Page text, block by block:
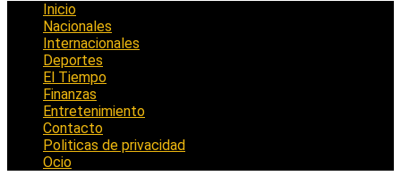
Inicio
Nacionales
Internacionales
Deportes
El Tiempo
Finanzas
Entretenimiento
Contacto
Politicas de privacidad
Ocio